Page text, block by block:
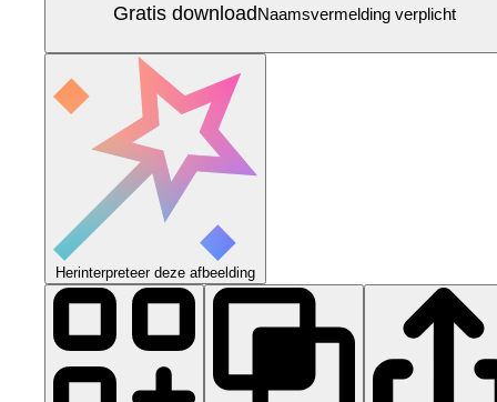
Gratis downloadNaamsvermelding verplicht
Herinterpreteer deze afbeelding